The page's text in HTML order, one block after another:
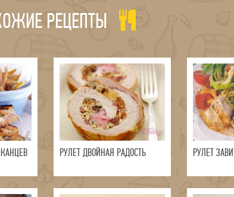
РЕЦЕПТЫ
РУЛЕТ ДВОЙНАЯ РАДОСТЬ РУЛЕТ